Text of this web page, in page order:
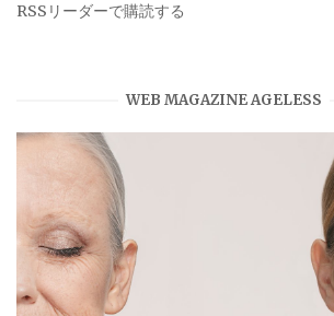
RSSリーダーで購読する
WEB MAGAZINE AGELESS